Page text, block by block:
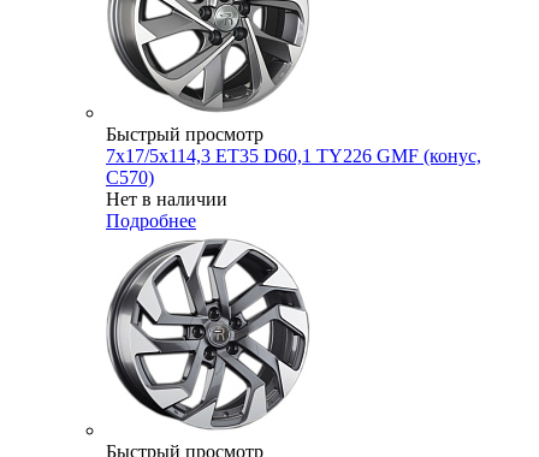
Быстрый просмотр
7x17/5x114,3 ET35 D60,1 TY226 GMF (конус,
C570)
Нет в наличии
Подробнее
Быстрый просмотр